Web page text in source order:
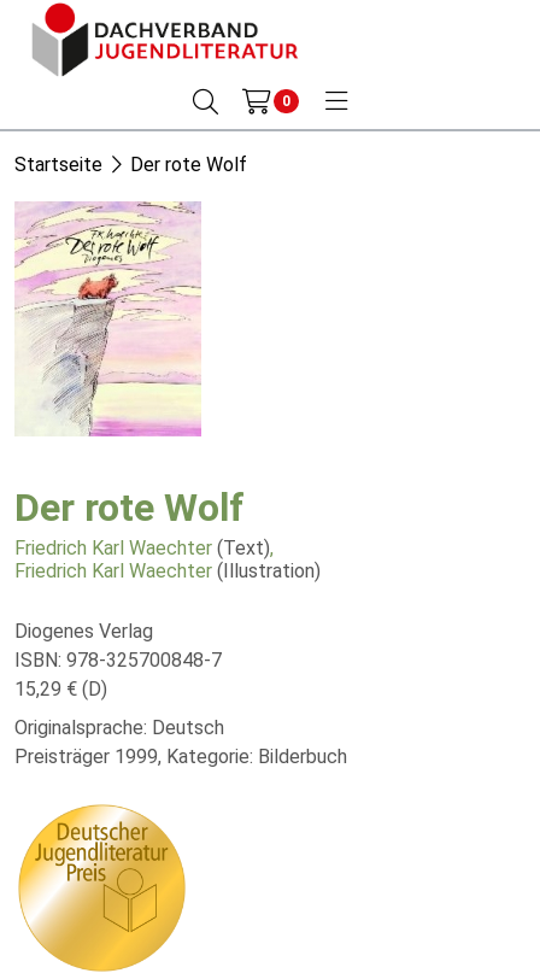
0
Startseite Der rote Wolf
Der rote Wolf
Friedrich Karl Waechter (Text),
Friedrich Karl Waechter (Illustration)
Diogenes Verlag
ISBN: 978-325700848-7
15,29 € (D)
Originalsprache: Deutsch
Preisträger 1999, Kategorie: Bilderbuch